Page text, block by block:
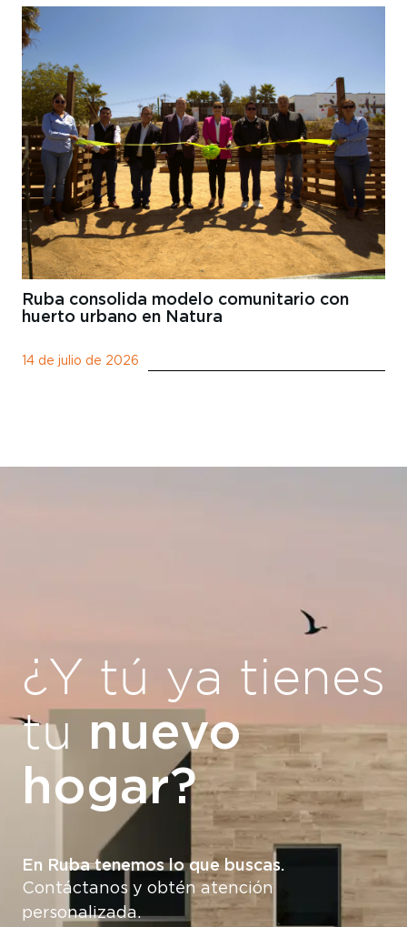
Ruba consolida modelo comunitario con
huerto urbano en Natura
14 de julio de 2026
¿Y tú ya tienes
tu nuevo
hogar?
En Ruba tenemos lo que buscas.
Contáctanos y obtén atención
personalizada.